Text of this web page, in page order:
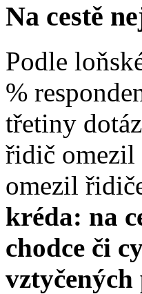
Na cestě
Podle
%
třetiny
řidič omezil
omezil
kréda: na
chodce či